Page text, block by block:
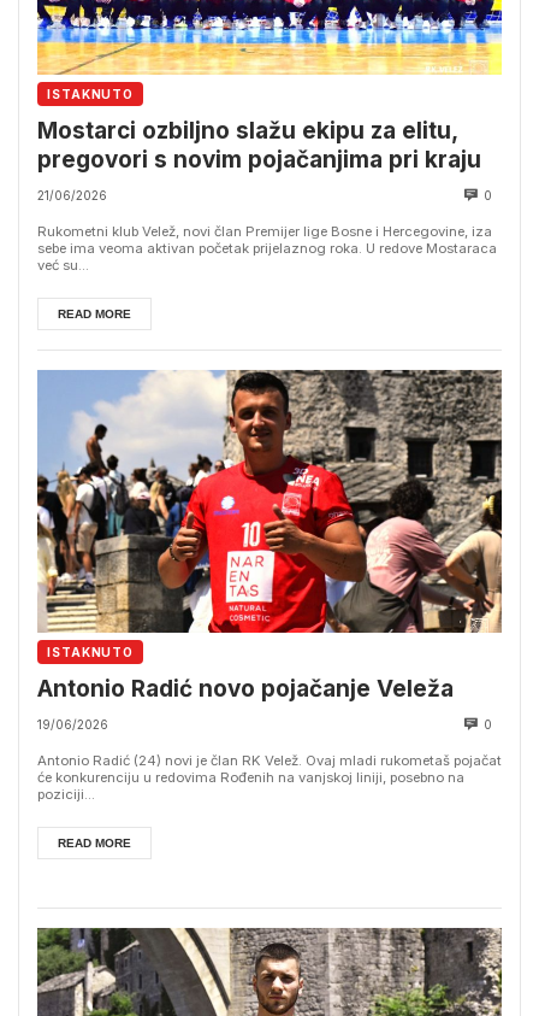
ISTAKNUTO
Mostarci ozbiljno slažu ekipu za elitu,
pregovori s novim pojačanjima pri kraju
21/06/2026 0
Rukometni klub Velež, novi član Premijer lige Bosne i Hercegovine, iza
sebe ima veoma aktivan početak prijelaznog roka. U redove Mostaraca
već su...
READ MORE
ISTAKNUTO
Antonio Radić novo pojačanje Veleža
19/06/2026 0
Antonio Radić (24) novi je član RK Velež. Ovaj mladi rukometaš pojačat
će konkurenciju u redovima Rođenih na vanjskoj liniji, posebno na
poziciji...
READ MORE